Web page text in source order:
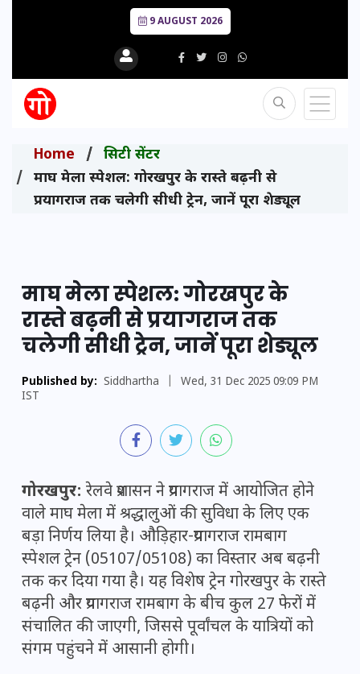
9 AUGUST 2026
Home
सिटी सेंटर
माघ मेला स्पेशल: गोरखपुर के रास्ते बढ़नी से
प्रयागराज तक चलेगी सीधी ट्रेन, जानें पूरा शेड्यूल
माघ मेला स्पेशल: गोरखपुर के
रास्ते बढ़नी से प्रयागराज तक
चलेगी सीधी ट्रेन, जानें पूरा शेड्यूल
Published by: Siddhartha
Wed, 31 Dec 2025 09:09 PM
IST
गोरखपुर: रेलवे प्रशासन ने प्रयागराज में आयोजित होने
वाले माघ मेला में श्रद्धालुओं की सुविधा के लिए एक
बड़ा निर्णय लिया है। औड़िहार-प्रयागराज रामबाग
स्पेशल ट्रेन (05107/05108) का विस्तार अब बढ़नी
तक कर दिया गया है। यह विशेष ट्रेन गोरखपुर के रास्ते
बढ़नी और प्रयागराज रामबाग के बीच कुल 27 फेरों में
संचालित की जाएगी, जिससे पूर्वांचल के यात्रियों को
संगम पहुंचने में आसानी होगी।